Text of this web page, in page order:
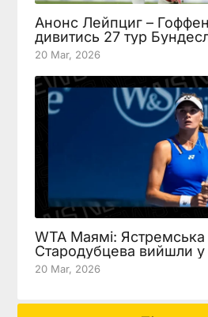
Анонс Лейпциг –
дивитись 27 тур
20 Mar, 2026
WTA Маямі: Ястремська
Стародубцева вийшли у
20 Mar, 2026